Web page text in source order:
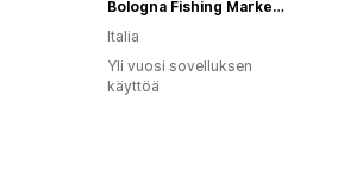
Bologna Fishing Market srl
Italia
Yli vuosi sovelluksen
käyttöä